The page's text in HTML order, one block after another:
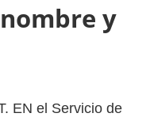
y
EN el Servicio de